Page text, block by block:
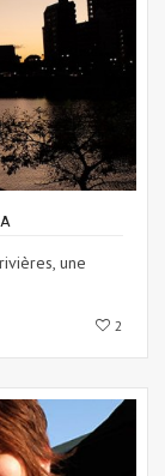
une
2